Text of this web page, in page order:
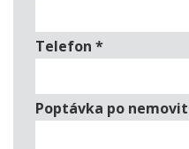
Telefon *
Poptávka po